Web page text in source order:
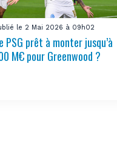
le 2 Mai 2026 à 09h02
PSG prêt à monter jusqu’à
M€ pour Greenwood ?